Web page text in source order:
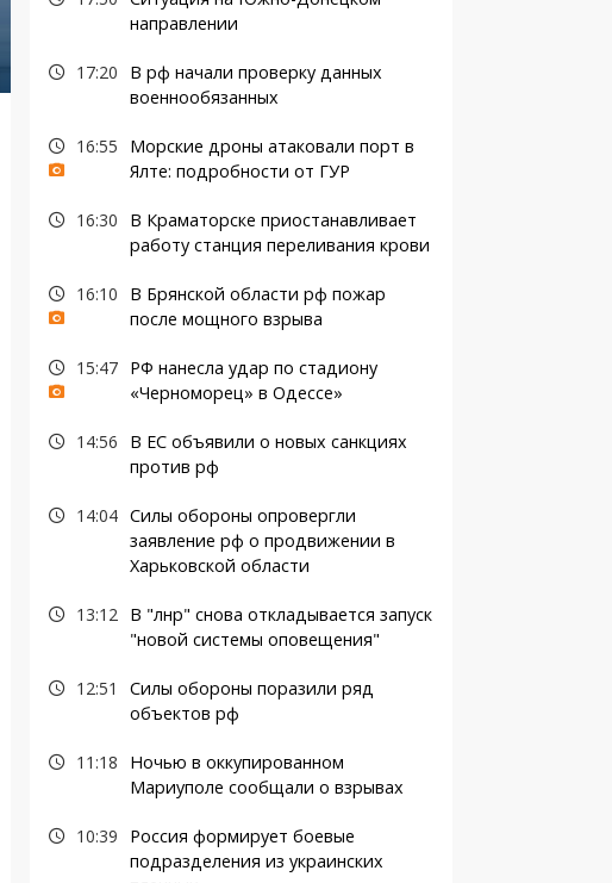
направлении
17:20
В рф начали проверку данных
военнообязанных
16:55
Морские дроны атаковали порт в
Ялте: подробности от ГУР
16:30
В Краматорске приостанавливает
работу станция переливания крови
16:10
В Брянской области рф пожар
после мощного взрыва
15:47
РФ нанесла удар по стадиону
«Черноморец» в Одессе»
14:56
В ЕС объявили о новых санкциях
против рф
14:04 Силы обороны опровергли
заявление рф о продвижении в
Харьковской области
13:12
В "лнр" снова откладывается запуск
"новой системы оповещения"
12:51
Силы обороны поразили ряд
объектов рф
11:18
Ночью в оккупированном
Мариуполе сообщали о взрывах
10:39
Россия формирует боевые
подразделения из украинских